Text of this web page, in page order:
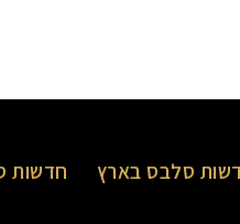
סלבס בארץ חדשות